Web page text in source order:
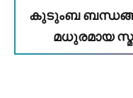
കുടുംബ
മധുരമായ